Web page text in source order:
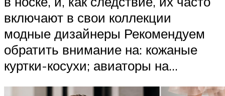
включают в свои коллекции
модные дизайнеры Рекомендуем
обратить внимание на: кожаные
куртки-косухи; авиаторы на...